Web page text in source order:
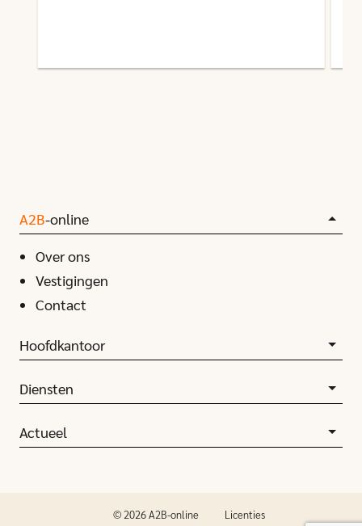
A2B-online
Over ons
Vestigingen
Contact
Hoofdkantoor
Diensten
Actueel
© 2026 A2B-online Licenties